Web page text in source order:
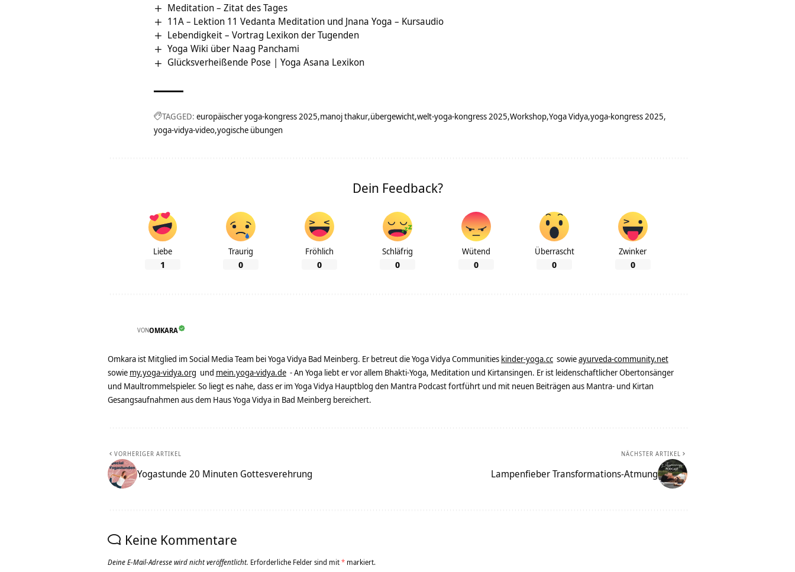
Meditation – Zitat des Tages
11A – Lektion 11 Vedanta Meditation und Jnana Yoga – Kursaudio
Lebendigkeit – Vortrag Lexikon der Tugenden
Yoga Wiki über Naag Panchami
Glücksverheißende Pose | Yoga Asana Lexikon
TAGGED: europäischer yoga-kongress 2025 manoj thakur übergewicht welt-yoga-kongress 2025 Workshop Yoga Vidya yoga-kongress 2025
yoga-vidya-video yogische übungen
Dein Feedback?
Liebe
1
Traurig
0
Fröhlich
0
Schläfrig
0
Wütend
0
Überrascht
0
Zwinker
0
VONOMKARA
Omkara ist Mitglied im Social Media Team bei Yoga Vidya Bad Meinberg. Er betreut die Yoga Vidya Communities kinder-yoga.cc sowieayurveda-community.net
sowie my.yoga-vidya.org und mein.yoga-vidya.de - An Yoga liebt er vor allem Bhakti-Yoga, Meditation und Kirtansingen. Er ist leidenschaftlicher Obertonsänger
und Maultrommelspieler. So liegt es nahe, dass er im Yoga Vidya Hauptblog den Mantra Podcast fortführt und mit neuen Beiträgen aus Mantra- und Kirtan
Gesangsaufnahmen aus dem Haus Yoga Vidya in Bad Meinberg bereichert.
VORHERIGER ARTIKEL
Yogastunde 20 Minuten Gottesverehrung
NÄCHSTER ARTIKEL
Lampenfieber Transformations-Atmung
Keine Kommentare
Deine E-Mail-Adresse wird nicht veröffentlicht. Erforderliche Felder sind mit* markiert.